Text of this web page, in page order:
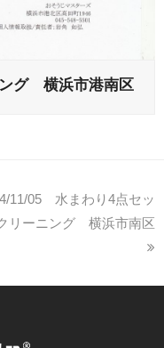
グ 横浜市港南区
11/05 水まわり4点セッ
リーニング 横浜市南区